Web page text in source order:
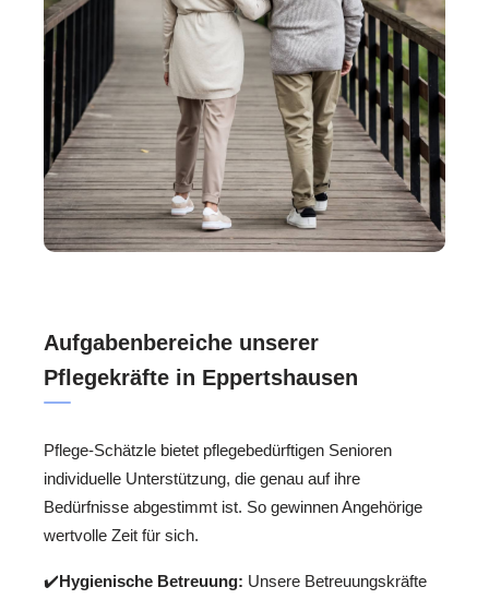
Aufgabenbereiche unserer
Pflegekräfte in Eppertshausen
Pflege-Schätzle bietet pflegebedürftigen Senioren
individuelle Unterstützung, die genau auf ihre
Bedürfnisse abgestimmt ist. So gewinnen Angehörige
wertvolle Zeit für sich.
✔️Hygienische Betreuung: Unsere Betreuungskräfte